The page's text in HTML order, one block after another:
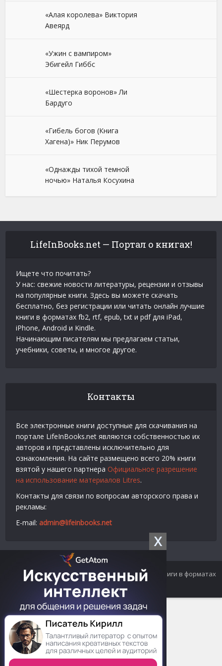
X
«Алая королева» Виктория
Авеярд
«Ужин с вампиром»
Эбигейл Гиббс
«Шестерка воронов» Ли
Бардуго
«Гибель богов (Книга
Хагена)» Ник Перумов
«Однажды тихой темной
ночью» Наталья Косухина
LifeInBooks.net — Портал о книгах!
Ищете что почитать?
У нас: свежие новости литературы, рецензии и отзывы
на популярные книги. Здесь вы можете скачать
бесплатно, без регистрации или читать онлайн лучшие
книги в форматах fb2, rtf, epub, txt и pdf для iPad,
iPhone, Android и Kindle.
Начинающим писателям мы предлагаем статьи,
учебники, советы, и многое другое.
Контакты
Все электронные книги доступные для скачивания на
портале LifeInBooks.net являются собственностью их
авторов и представлены исключительно для
ознакомления. На сайте размещено всего 20% книги
взятой у нашего партнера Официальное разрешение
на использование материалов Litres.
Контакты для связи по вопросам авторского права и
рекламы:
E-mail: admin@lifeinbooks.net
© 2012-2024 LifeInBooks.net - Скачать бесплатно книги в форматах
fb2, epub, pdf, txt, rtf.